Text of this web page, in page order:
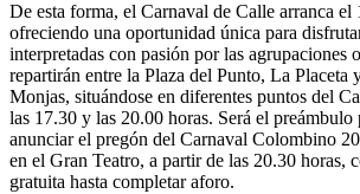
De esta forma, el Carnaval de Calle arranca el
ofreciendo una oportunidad única para
interpretadas con pasión por las agrupaciones
repartirán entre la Plaza del Punto, La Placeta
Monjas, situándose en diferentes puntos del
las 17.30 y las 20.00 horas. Será el preámbulo
anunciar el pregón del Carnaval Colombino
en el Gran Teatro, a partir de las 20.30 horas,
gratuita hasta completar aforo.